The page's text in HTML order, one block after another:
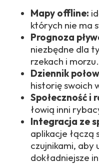
Mapy offline:
których nie ma
Prognoza
niezbędne dla
rzekach i morzu.
Dziennik
historię swoich
Społeczność i
łowią inni
Integracja ze
aplikacje łączą
czujnikami, aby
dokładniejsze